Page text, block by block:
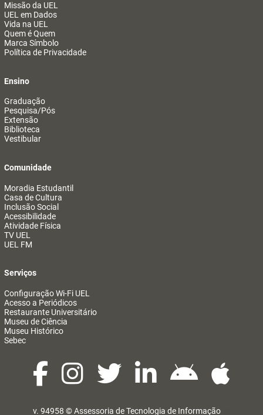
Missão da UEL
UEL em Dados
Vida na UEL
Quem é Quem
Marca Símbolo
Política de Privacidade
Ensino
Graduação
Pesquisa/Pós
Extensão
Biblioteca
Vestibular
Comunidade
Moradia Estudantil
Casa de Cultura
Inclusão Social
Acessibilidade
Atividade Física
TV UEL
UEL FM
Serviços
Configuração Wi-Fi UEL
Acesso a Periódicos
Restaurante Universitário
Museu de Ciência
Museu Histórico
Sebec
v. 94958 ©Assessoria de Tecnologia de Informação